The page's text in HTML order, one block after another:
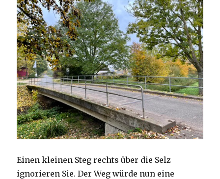
Einen kleinen Steg rechts über die Selz
ignorieren Sie. Der Weg würde nun eine